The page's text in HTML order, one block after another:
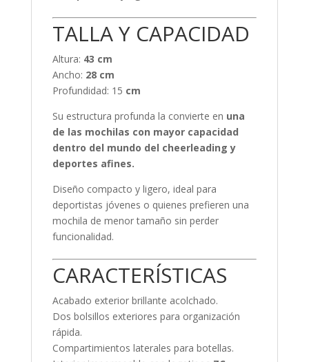
TALLA Y CAPACIDAD
Altura: 43 cm
Ancho: 28 cm
Profundidad: 15 cm
Su estructura profunda la convierte en una
de las mochilas con mayor capacidad
dentro del mundo del cheerleading y
deportes afines.
Diseño compacto y ligero, ideal para
deportistas jóvenes o quienes prefieren una
mochila de menor tamaño sin perder
funcionalidad.
CARACTERÍSTICAS
Acabado exterior brillante acolchado.
Dos bolsillos exteriores para organización
rápida.
Compartimientos laterales para botellas.